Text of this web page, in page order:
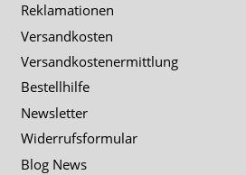
Reklamationen
Versandkosten
Versandkostenermittlung
Bestellhilfe
Newsletter
Widerrufsformular
Blog News